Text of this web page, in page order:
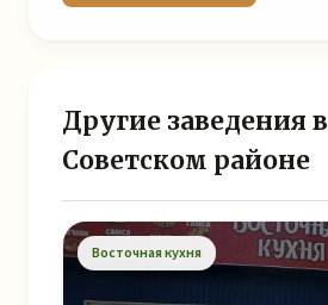
Другие заведения в
Советском районе
Восточная кухня